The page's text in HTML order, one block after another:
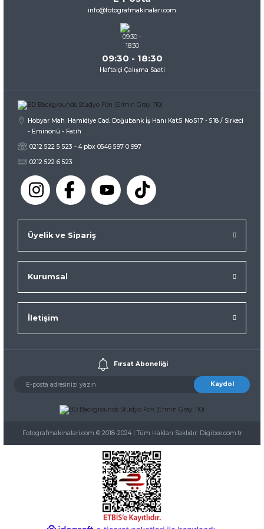
Ürün fiyatı diğer sitelerden daha pahalı.
info@fotografmakinalari.com
09:30 - 18:30
Haftaiçi Çalışma Saati
Hobyar Mah. Hamidiye Cad. Doğubank İş Hanı Kat:5 No:517 - 518 / Sirkeci
- Eminönü - Fatih
0212 522 5 523 - 4 pbx 0546 597 0 997
0212 522 6 523
Üyelik ve Sipariş
Kurumsal
İletişim
Fırsat Aboneliği
Kaydol
Fotografmakinalari.com © 2018-2024 | Tüm Hakları Saklıdır. Digibee.com.tr